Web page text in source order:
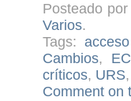
Posteado
Varios.
Tags:
Cambios,
críticos, URS,
Comment on